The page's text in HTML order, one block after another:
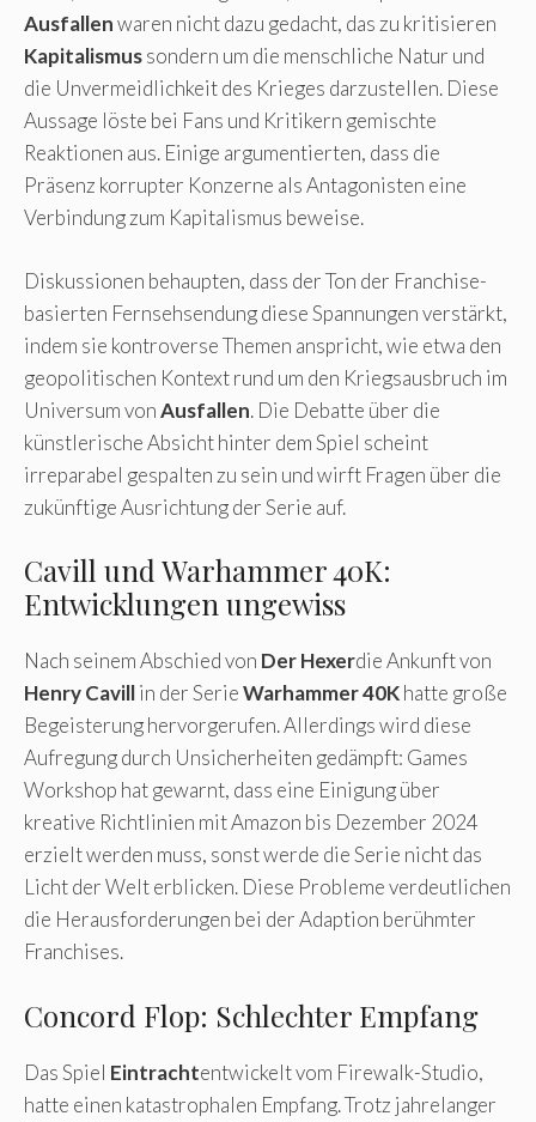
Ausfallenwaren nicht dazu gedacht, das zu kritisieren
Kapitalismussondern um die menschliche Natur und
die Unvermeidlichkeit des Krieges darzustellen. Diese
Aussage löste bei Fans und Kritikern gemischte
Reaktionen aus. Einige argumentierten, dass die
Präsenz korrupter Konzerne als Antagonisten eine
Verbindung zum Kapitalismus beweise.
Diskussionen behaupten, dass der Ton der Franchise-
basierten Fernsehsendung diese Spannungen verstärkt,
indem sie kontroverse Themen anspricht, wie etwa den
geopolitischen Kontext rund um den Kriegsausbruch im
Universum vonAusfallen. Die Debatte über die
künstlerische Absicht hinter dem Spiel scheint
irreparabel gespalten zu sein und wirft Fragen über die
zukünftige Ausrichtung der Serie auf.
Cavill und Warhammer 40K:
Entwicklungen ungewiss
Nach seinem Abschied von Der Hexerdie Ankunft von
Henry Cavillin der SerieWarhammer 40Khatte große
Begeisterung hervorgerufen. Allerdings wird diese
Aufregung durch Unsicherheiten gedämpft: Games
Workshop hat gewarnt, dass eine Einigung über
kreative Richtlinien mit Amazon bis Dezember 2024
erzielt werden muss, sonst werde die Serie nicht das
Licht der Welt erblicken. Diese Probleme verdeutlichen
die Herausforderungen bei der Adaption berühmter
Franchises.
Concord Flop: Schlechter Empfang
Das Spiel Eintrachtentwickelt vom Firewalk-Studio,
hatte einen katastrophalen Empfang. Trotz jahrelanger